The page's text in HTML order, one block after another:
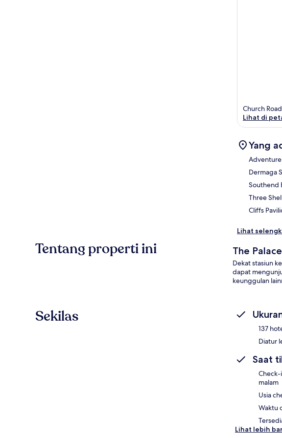
Church
Lihat di
Yang
Dermaga
Southend
Three
Cliffs
Lihat
Tentang properti ini The
Dekat stasiun
dapat
keunggulan
Sekilas
137
Diatur
Saat
Check-
malam
Usia
Waktu
Lihat lebih